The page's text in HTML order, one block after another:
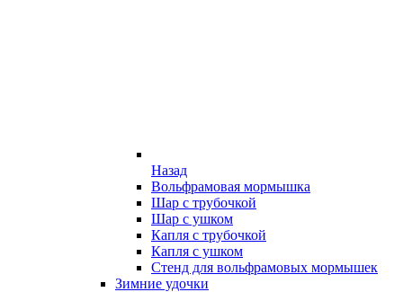
Назад
Вольфрамовая мормышка
Шар с трубочкой
Шар с ушком
Капля с трубочкой
Капля с ушком
Стенд для вольфрамовых мормышек
Зимние удочки